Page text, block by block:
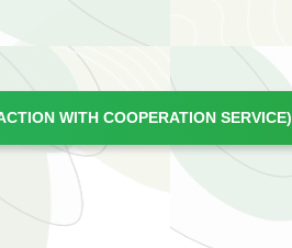
WITH COOPERATION SERVICE)